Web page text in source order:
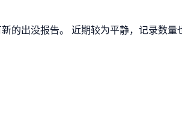
的出没报告。 近期较为平静，记录数